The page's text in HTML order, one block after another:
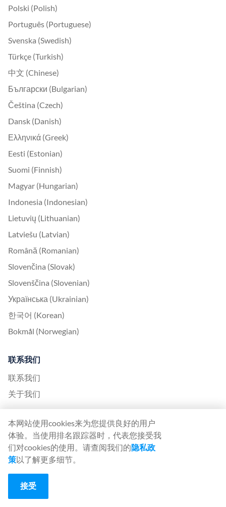
Polski (Polish)
Português (Portuguese)
Svenska (Swedish)
Türkçe (Turkish)
中文 (Chinese)
Български (Bulgarian)
Čeština (Czech)
Dansk (Danish)
Ελληνικά (Greek)
Eesti (Estonian)
Suomi (Finnish)
Magyar (Hungarian)
Indonesia (Indonesian)
Lietuvių (Lithuanian)
Latviešu (Latvian)
Română (Romanian)
Slovenčina (Slovak)
Slovenščina (Slovenian)
Українська (Ukrainian)
한국어 (Korean)
Bokmål (Norwegian)
联系我们
联系我们
关于我们
Ranktracker Ltd
144A Clerkenwell Rd
London, EC1R 5DF
Company No: 08820809
felix@ranktracker.com
本网站使用cookies来为您提供良好的用户
体验。当使用排名跟踪器时，代表您接受我
们对cookies的使用。请查阅我们的隐私政
策以了解更多细节。
接受